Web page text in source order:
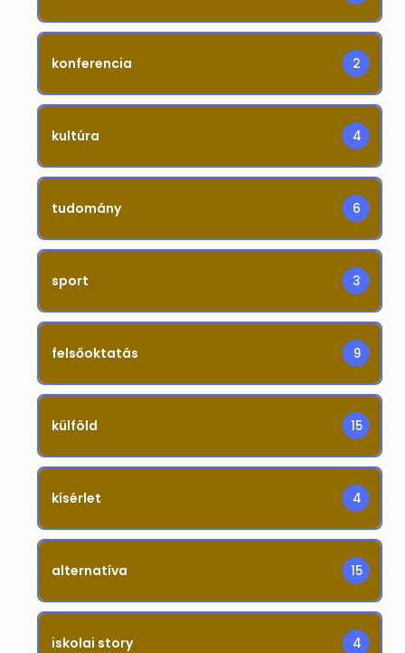
konferencia 2
kultúra 4
tudomány 6
sport 3
felsőoktatás 9
külföld 15
kísérlet 4
alternatíva 15
iskolai story 4